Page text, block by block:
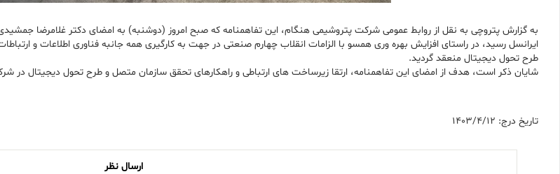
به گزارش پتروچی به نقل از روابط عمومی شرکت پتروشیمی هنگام، این تفاهمنامه که صبح امروز (دوشنبه) به امضای دکتر غلامرضا
ایرانسل رسید، در راستای افزایش بهره وری همسو با الزامات انقلاب چهارم صنعتی در جهت به کارگیری همه جانبه فناوری اطلاعات و
طرح تحول دیجیتال منعقد گردید.
شایان ذکر است، هدف از امضای این تفاهمنامه، ارتقا زیرساخت های ارتباطی و راهکارهای تحقق سازمان متصل و طرح تحول دیجیتال در
تاریخ درج: 1403/4/12
ارسال نظر